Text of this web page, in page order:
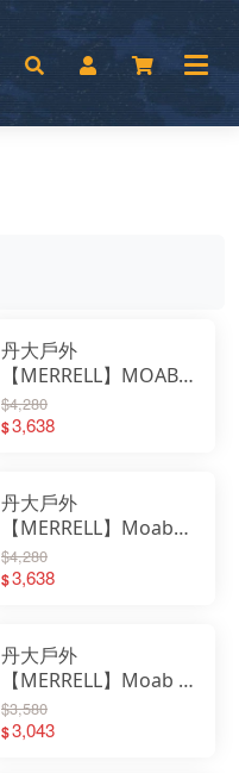
丹大戶外
【MERRELL】MOAB
SPEED 2 VENT 2K SE
登山健行鞋
$4,280
$3,638
丹大戶外
【MERRELL】Moab
Speed 2 Vent 2K SE 登
山健行鞋 ML00005003
$4,280
$3,638
丹大戶外
【MERRELL】Moab 3
女款戶外健行鞋
ML00003595｜女鞋｜
$3,580
$3,043